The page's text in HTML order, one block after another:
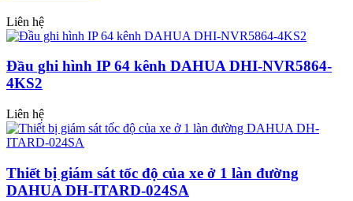
Liên hệ
Đầu ghi hình IP 64 kênh DAHUA DHI-NVR5864-
4KS2
Liên hệ
Thiết bị giám sát tốc độ của xe ở 1 làn đường
DAHUA DH-ITARD-024SA